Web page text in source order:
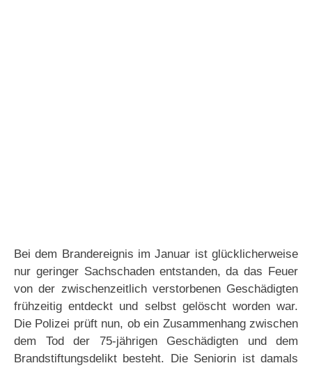
Bei dem Brandereignis im Januar ist glücklicherweise
nur geringer Sachschaden entstanden, da das Feuer
von der zwischenzeitlich verstorbenen Geschädigten
frühzeitig entdeckt und selbst gelöscht worden war.
Die Polizei prüft nun, ob ein Zusammenhang zwischen
dem Tod der 75-jährigen Geschädigten und dem
Brandstiftungsdelikt besteht. Die Seniorin ist damals